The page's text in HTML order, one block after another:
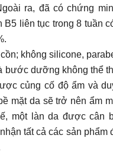
ra, đã có chứng
B5 liên tục trong 8 tuần
không silicone,
bước dưỡng không thể
củng cố độ ẩm và
mặt da sẽ trở nên ẩm
một làn da được cân
tất cả các sản phẩm